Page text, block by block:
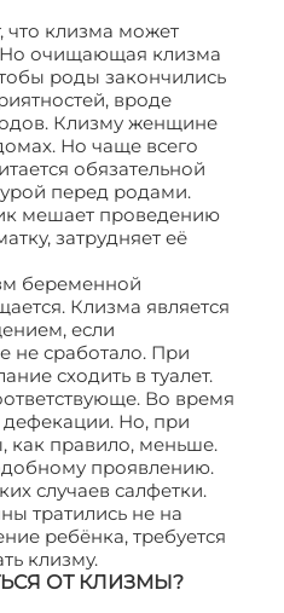
клизма может
Но очищающая клизма
роды закончились
вроде
Клизму женщине
Но чаще всего
обязательной
перед родами.
мешает проведению
затрудняет её
беременной
Клизма является
если
не сработало. При
сходить в туалет.
Во время
дефекации. Но, при
как правило, меньше.
проявлению.
случаев салфетки.
тратились не на
ребёнка, требуется
клизму.
ОТ КЛИЗМЫ?